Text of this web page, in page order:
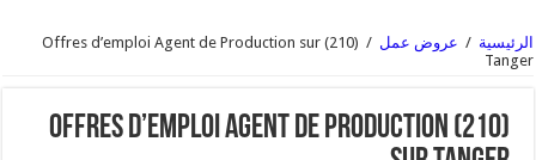
الرئيسية / عروض عمل /
(210) Offres d’emploi Agent de Production sur
Tanger
(210) Offres d’emploi Agent de Production